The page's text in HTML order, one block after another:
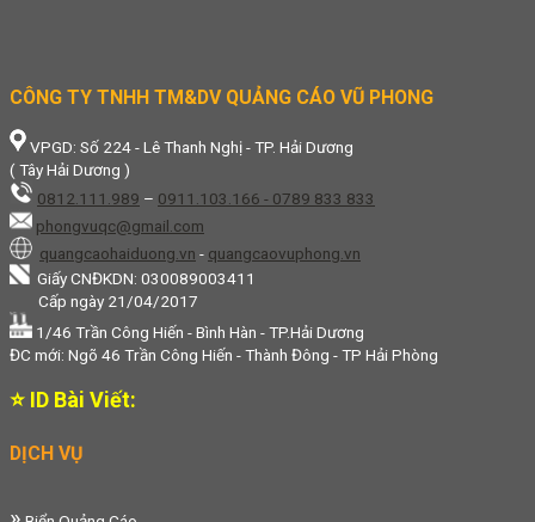
CÔNG TY TNHH TM&DV QUẢNG CÁO VŨ PHONG
VPGD: Số 224 - Lê Thanh Nghị - TP. Hải Dương
( Tây Hải Dương )
0812.111.989 – 0911.103.166 - 0789 833 833
phongvuqc@gmail.com
quangcaohaiduong.vn - quangcaovuphong.vn
Giấy CNĐKDN: 030089003411
Cấp ngày 21/04/2017
1/46 Trần Công Hiến - Bình Hàn - TP.Hải Dương
ĐC mới: Ngõ 46 Trần Công Hiến - Thành Đông - TP Hải Phòng
⭐ ID Bài Viết:
DỊCH VỤ